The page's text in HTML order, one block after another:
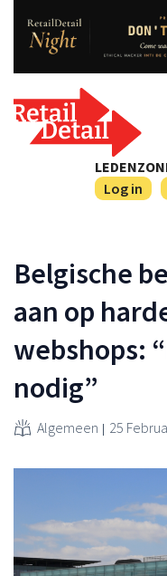
Log in
Belgische
aan op
webshops:
nodig”
Algemeen 25